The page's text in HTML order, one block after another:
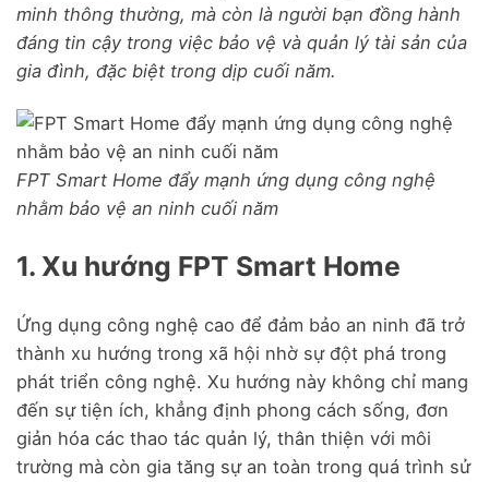
minh thông thường, mà còn là người bạn đồng hành
đáng tin cậy trong việc bảo vệ và quản lý tài sản của
gia đình, đặc biệt trong dịp cuối năm.
FPT Smart Home đẩy mạnh ứng dụng công nghệ
nhằm bảo vệ an ninh cuối năm
1. Xu hướng FPT Smart Home
Ứng dụng công nghệ cao để đảm bảo an ninh đã trở
thành xu hướng trong xã hội nhờ sự đột phá trong
phát triển công nghệ. Xu hướng này không chỉ mang
đến sự tiện ích, khẳng định phong cách sống, đơn
giản hóa các thao tác quản lý, thân thiện với môi
trường mà còn gia tăng sự an toàn trong quá trình sử